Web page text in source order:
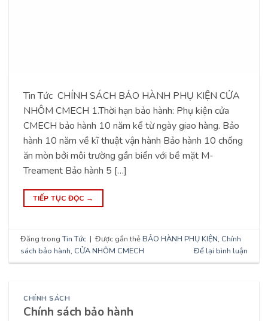
Tin Tức CHÍNH SÁCH BẢO HÀNH PHỤ KIỆN CỬA
NHÔM CMECH 1.Thời hạn bảo hành: Phụ kiện cửa
CMECH bảo hành 10 năm kể từ ngày giao hàng. Bảo
hành 10 năm về kĩ thuật vận hành Bảo hành 10 chống
ăn mòn bởi môi trường gần biển với bề mặt M-
Treament Bảo hành 5 […]
TIẾP TỤC ĐỌC →
Đăng trongTin Tức | Được gắn thẻ BẢO HÀNH PHỤ KIỆN, Chính
sách bảo hành, CỬA NHÔM CMECH Để lại bình luận
CHÍNH SÁCH
Chính sách bảo hành